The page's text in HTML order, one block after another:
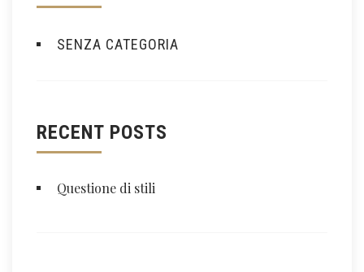
SENZA CATEGORIA
RECENT POSTS
Questione di stili